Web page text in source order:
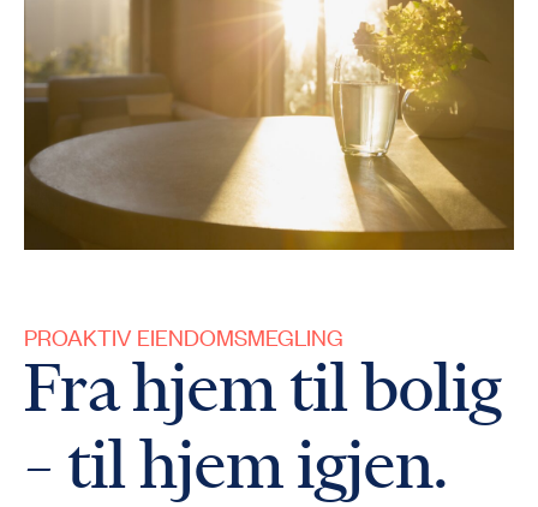
PROAKTIV EIENDOMSMEGLING
Fra hjem til bolig
– til hjem igjen.